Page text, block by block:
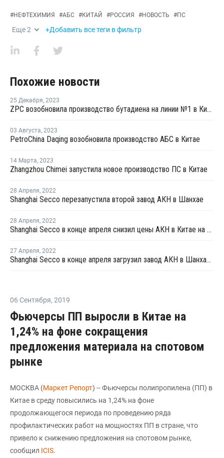
#НЕФТЕХИМИЯ #АБС #КИТАЙ #РОССИЯ #НОВОСТЬ #ПС
Еще2 +Добавить все теги в фильтр
Похожие новости
25 Декабря, 2023
ZPC возобновила производство бутадиена на линии №1 в Китае
03 Августа, 2023
PetroChina Daqing возобновила производство АБС в Китае
14 Марта, 2023
Zhangzhou Chimei запустила новое производство ПС в Китае
28 Апреля, 2022
Shanghai Secco перезапустила второй завод АКН в Шанхае
28 Апреля, 2022
Shanghai Secco в конце апреля снизил цены АКН в Китае на CNY100 за тонну
27 Апреля, 2022
Shanghai Secco в конце апреля загрузил завод АКН в Шанхае на уровне 50%
06 Сентября, 2019
Фьючерсы ПП выросли в Китае на
1,24% на фоне сокращения
предложения материала на спотовом
рынке
МОСКВА (Маркет Репорт) -- Фьючерсы полипропилена (ПП) в
Китае в среду повысились на 1,24% на фоне
продолжающегося периода по проведению ряда
профилактических работ на мощностях ПП в стране, что
привело к снижению предложения на спотовом рынке,
сообщил ICIS.